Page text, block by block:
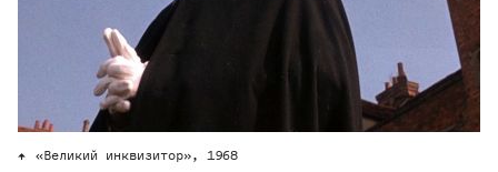
«Великий инквизитор», 1968